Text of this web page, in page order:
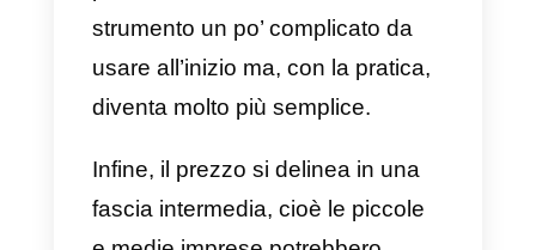
in pochi minuti. È senza dubbio
una delle migliori opzioni che hai
per attivare il
Whatsapp multi-
agenteper computer.